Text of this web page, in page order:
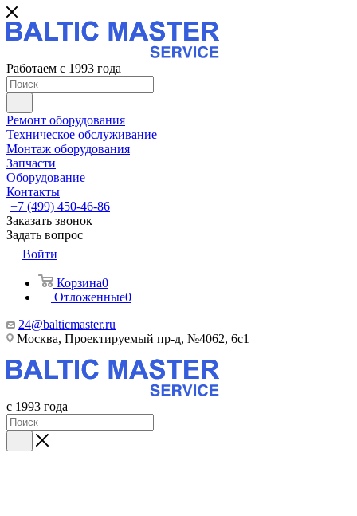
Работаем с 1993 года
Ремонт оборудования
Техническое обслуживание
Монтаж оборудования
Запчасти
Оборудование
Контакты
+7 (499) 450-46-86
Заказать звонок
Задать вопрос
Войти
Корзина0
Отложенные0
24@balticmaster.ru
Москва, Проектируемый пр-д, №4062, 6с1
с 1993 года